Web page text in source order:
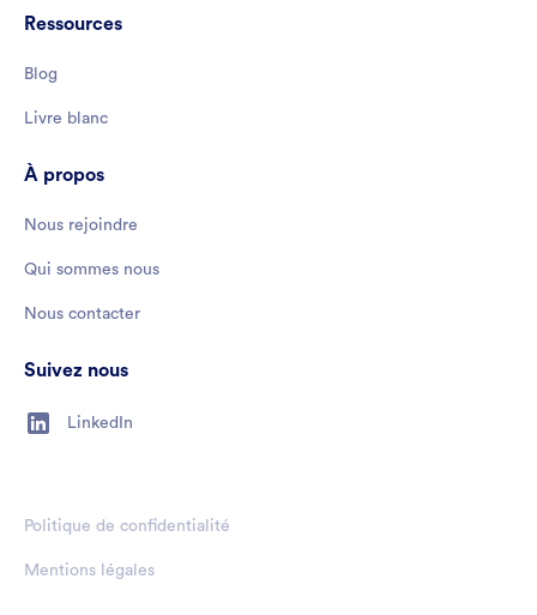
Ressources
Blog
Livre blanc
À propos
Nous rejoindre
Qui sommes nous
Nous contacter
Suivez nous
LinkedIn
Politique de confidentialité
Mentions légales